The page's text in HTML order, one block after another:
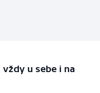
u sebe i na